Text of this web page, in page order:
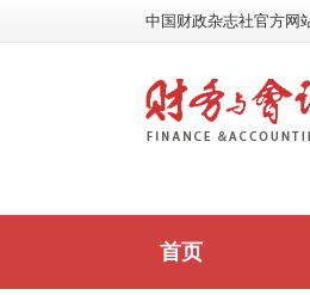
中国财政杂志社官方网
首页